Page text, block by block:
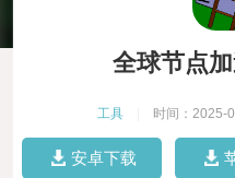
全球节点
工具 时间：2025-
安卓下载